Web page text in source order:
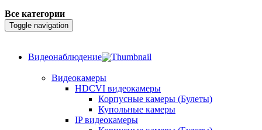
Все категории
Toggle navigation
Видеонаблюдение
Видеокамеры
HDCVI видеокамеры
Корпусные камеры (Булеты)
Купольные камеры
IP видеокамеры